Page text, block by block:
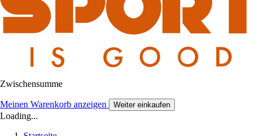
Zwischensumme
Meinen Warenkorb anzeigen Weiter einkaufen
Loading...